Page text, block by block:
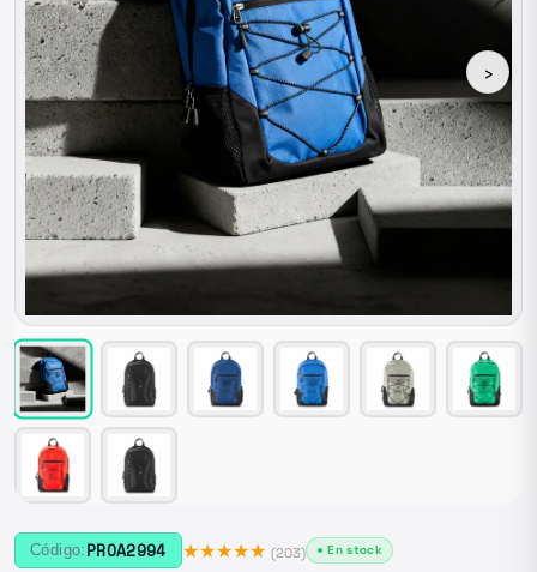
›
Código: PROA2994 ★★★★★ (203) ● En stock